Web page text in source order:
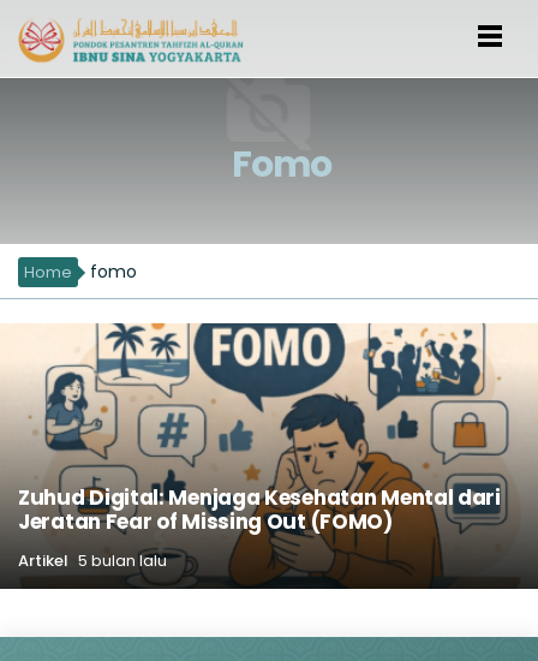
Fomo
Home fomo
Zuhud Digital: Menjaga Kesehatan Mental dari
Jeratan Fear of Missing Out (FOMO)
Artikel 5 bulan lalu